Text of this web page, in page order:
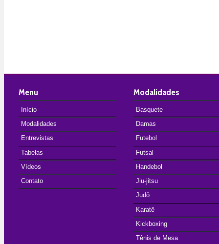
Menu
Início
Modalidades
Entrevistas
Tabelas
Vídeos
Contato
Modalidades
Basquete
Damas
Futebol
Futsal
Handebol
Jiu-jitsu
Judô
Karatê
Kickboxing
Tênis de Mesa